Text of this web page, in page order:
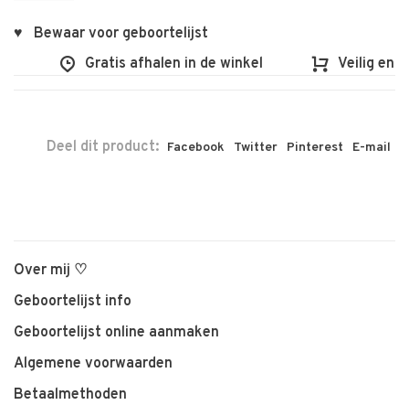
♥ Bewaar voor geboortelijst
Gratis afhalen in de winkel
Veilig en
Deel dit product: Facebook Twitter Pinterest E-mail
Over mij ♡
Geboortelijst info
Geboortelijst online aanmaken
Algemene voorwaarden
Betaalmethoden